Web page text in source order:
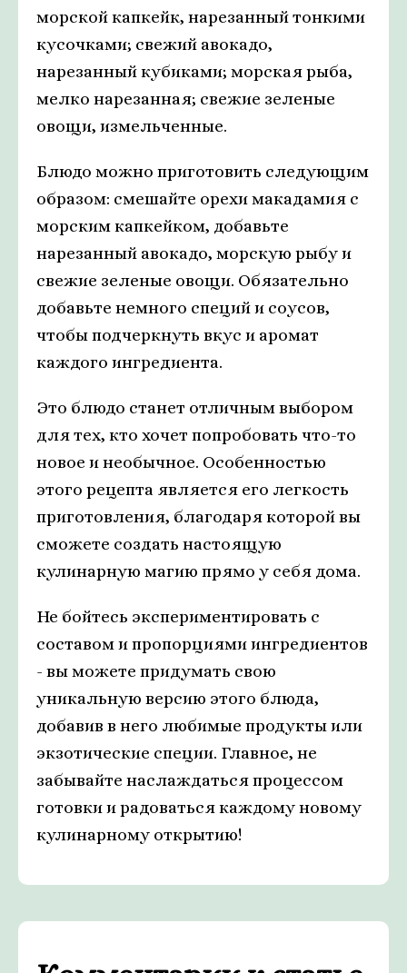
морской капкейк, нарезанный тонкими
кусочками; свежий авокадо,
нарезанный кубиками; морская рыба,
мелко нарезанная; свежие зеленые
овощи, измельченные.
Блюдо можно приготовить следующим
образом: смешайте орехи макадамия с
морским капкейком, добавьте
нарезанный авокадо, морскую рыбу и
свежие зеленые овощи. Обязательно
добавьте немного специй и соусов,
чтобы подчеркнуть вкус и аромат
каждого ингредиента.
Это блюдо станет отличным выбором
для тех, кто хочет попробовать что-то
новое и необычное. Особенностью
этого рецепта является его легкость
приготовления, благодаря которой вы
сможете создать настоящую
кулинарную магию прямо у себя дома.
Не бойтесь экспериментировать с
составом и пропорциями ингредиентов
- вы можете придумать свою
уникальную версию этого блюда,
добавив в него любимые продукты или
экзотические специи. Главное, не
забывайте наслаждаться процессом
готовки и радоваться каждому новому
кулинарному открытию!